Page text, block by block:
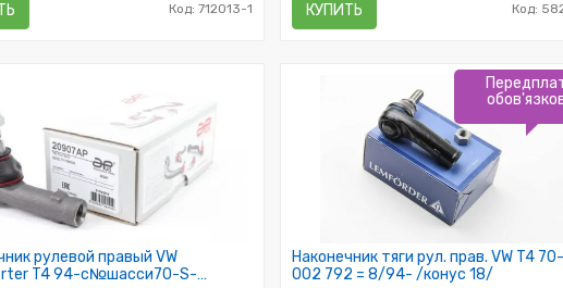
Код: 712013-1 КУПИТЬ Код:
рулевой правый VW
T4 94-с№шасси70-S-
Наконечник тяги рул. прав. VW T4
002 792 = 8/94- /конус 18/